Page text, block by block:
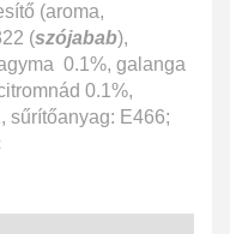
(aroma,
(szójabab),
0.1%, galanga
0.1%,
sűrítőanyag: E466;